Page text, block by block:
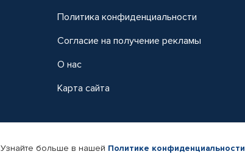
Политика конфиденциальности
Согласие на получение рекламы
О нас
Карта сайта
Автопрофи.
больше в нашей Политике конфиденциальности